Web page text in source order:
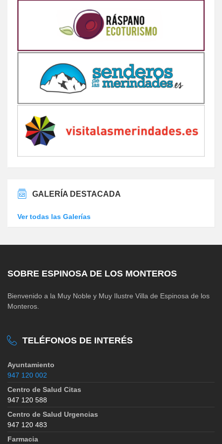
GALERÍA DESTACADA
Ver todas las Galerías
SOBRE ESPINOSA DE LOS MONTEROS
Bienvenido a la Muy Noble y Muy Ilustre Villa de Espinosa de los
Monteros.
TELÉFONOS DE INTERÉS
Ayuntamiento
947 120 002
Centro de Salud Citas
947 120 588
Centro de Salud Urgencias
947 120 483
Farmacia